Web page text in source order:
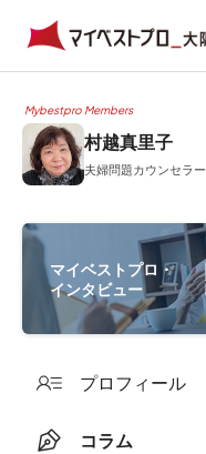
Mybestpro Members
村越真里子
夫婦問題カウンセラー
マイベストプロ・
インタビュー
プロフィール
コラム